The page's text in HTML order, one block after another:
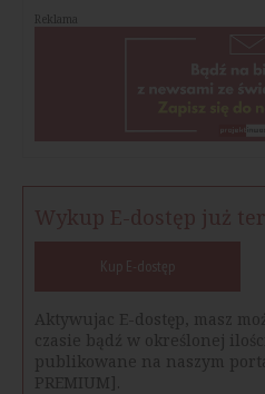
Reklama
Wykup E-dostęp już
Kup E-dostęp
Aktywujac E-dostęp, masz
czasie bądź w określonej
publikowane na naszym
PREMIUM].